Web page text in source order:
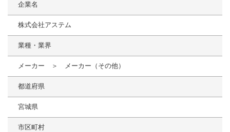
企業名
株式会社アステム
業種・業界
メーカー ＞ メーカー（その他）
都道府県
宮城県
市区町村